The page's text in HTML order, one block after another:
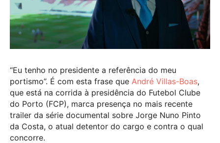
“Eu tenho no presidente a referência do meu
portismo”. É com esta frase que André Villas-Boas,
que está na corrida à presidência do Futebol Clube
do Porto (FCP), marca presença no mais recente
trailer da série documental sobre Jorge Nuno Pinto
da Costa, o atual detentor do cargo e contra o qual
concorre.